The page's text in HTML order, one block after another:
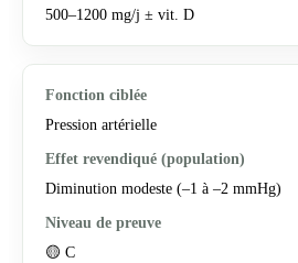
500–1200 mg/j ± vit. D
Pression artérielle
Diminution modeste (–1 à –2 mmHg)
🟡 C